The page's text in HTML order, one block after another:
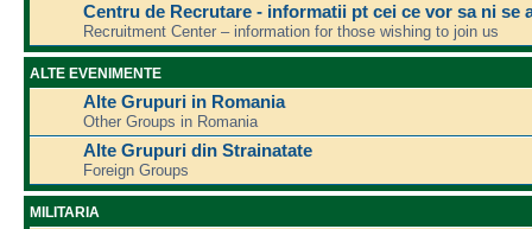
Centru de Recrutare - informatii pt cei ce vor sa ni se
Recruitment Center – information for those wishing to join us
ALTE EVENIMENTE
Alte Grupuri in Romania
Other Groups in Romania
Alte Grupuri din Strainatate
Foreign Groups
MILITARIA